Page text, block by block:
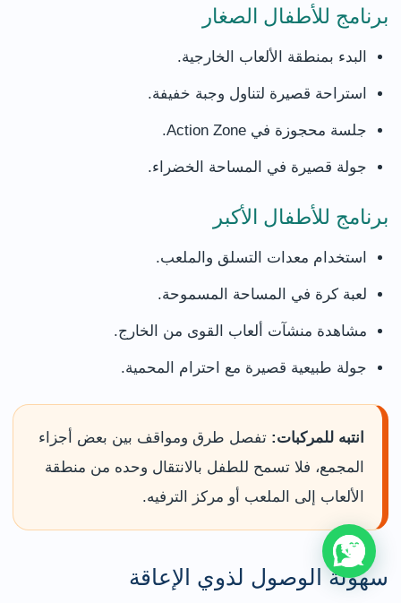
برنامج للأطفال الصغار
البدء بمنطقة الألعاب الخارجية.
استراحة قصيرة لتناول وجبة خفيفة.
جلسة محجوزة في Action Zone.
جولة قصيرة في المساحة الخضراء.
برنامج للأطفال الأكبر
استخدام معدات التسلق والملعب.
لعبة كرة في المساحة المسموحة.
مشاهدة منشآت ألعاب القوى من الخارج.
جولة طبيعية قصيرة مع احترام المحمية.
انتبه للمركبات: تفصل طرق ومواقف بين بعض أجزاء
المجمع، فلا تسمح للطفل بالانتقال وحده من منطقة
الألعاب إلى الملعب أو مركز الترفيه.
سهولة الوصول لذوي الإعاقة